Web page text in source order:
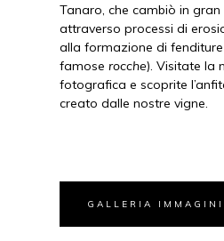
Tanaro, che cambiò in
attraverso processi di
alla formazione di fenditure
famose rocche). Visitate la
fotografica e scoprite
creato dalle nostre vigne.
GALLERIA IMMAGINI